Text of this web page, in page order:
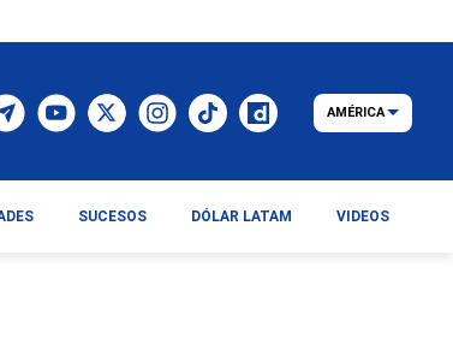
AMÉRICA
SUCESOS DÓLAR LATAM VIDEOS